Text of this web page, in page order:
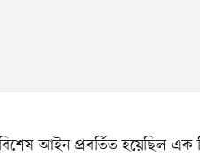
আইন প্রবর্তিত হয়েছিল এক